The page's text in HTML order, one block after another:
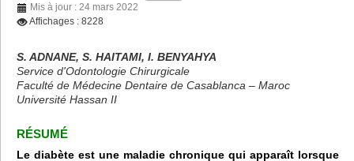
Mis à jour : 24 mars 2022
Affichages : 8228
S. ADNANE, S. HAITAMI, I. BENYAHYA
Service d'Odontologie Chirurgicale
Faculté de Médecine Dentaire de Casablanca – Maroc
Université Hassan II
RÉSUMÉ
Le diabète est une maladie chronique qui apparaît lorsque